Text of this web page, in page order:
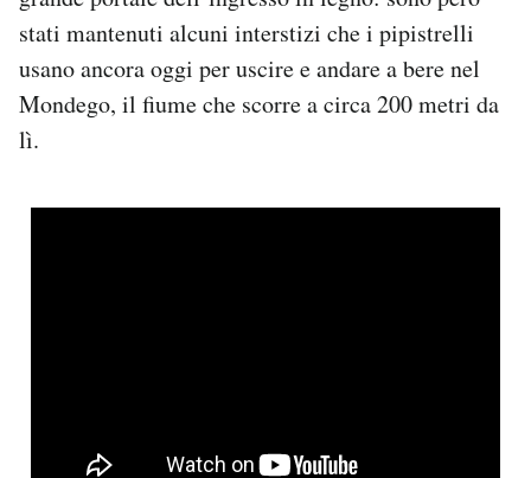
stati mantenuti alcuni interstizi che i pipistrelli
usano ancora oggi per uscire e andare a bere nel
Mondego, il fiume che scorre a circa 200 metri da
lì.